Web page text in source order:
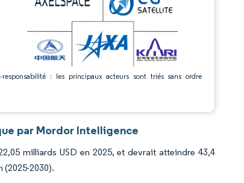
: les principaux acteurs sont triés sans ordre
par Mordor Intelligence
milliards USD en 2025, et devrait atteindre 43,4
(2025-2030).